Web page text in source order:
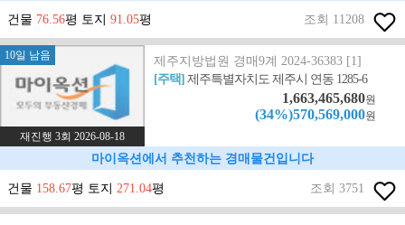
건물 76.56평 토지 91.05평 조회 11208
10일 남음
재진행 3회 2026-08-18
제주지방법원 경매9계 2024-36383 [1]
[주택]제주특별자치도 제주시 연동 1285-6
1,663,465,680원
(34%)570,569,000원
마이옥션에서 추천하는 경매물건입니다
건물 158.67평 토지 271.04평 조회 3751